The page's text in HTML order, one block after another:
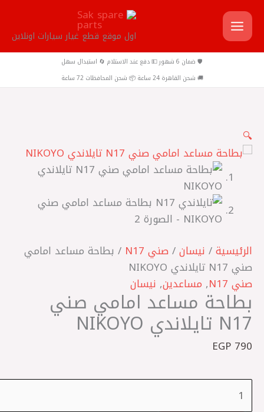
تخطي
المحتوى
اول موقع قطع غيار سيارات اونلاين
🛡️ ضمان 6 شهور 💵 دفع عند الاستلام 🔄 استبدال سهل
🚚 شحن القاهرة 24 ساعة 📦 شحن المحافظات 72 ساعة
🔍
الرئيسية/ نيسان/صني N17
/ بطاحة مساعد امامي
صني N17 تايلاندي NIKOYO
صني N17
, مساعدين, نيسان
بطاحة مساعد امامي صني
N17 تايلاندي NIKOYO
EGP 790
كمية
بطاحة
امامي
NIKOYO